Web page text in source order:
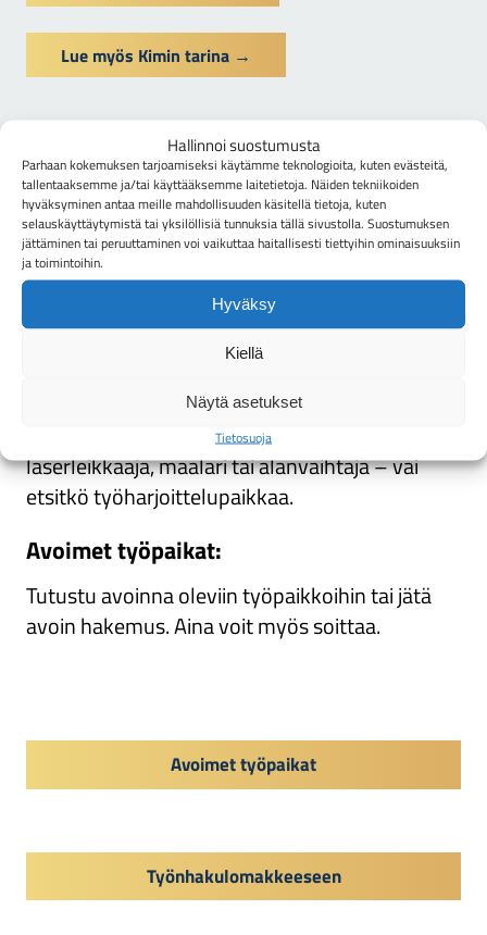
Hallinnoi suostumusta
Parhaan kokemuksen tarjoamiseksi käytämme teknologioita, kuten evästeitä,
tallentaaksemme ja/tai käyttääksemme laitetietoja. Näiden tekniikoiden
hyväksyminen antaa meille mahdollisuuden käsitellä tietoja, kuten
selauskäyttäytymistä tai yksilöllisiä tunnuksia tällä sivustolla. Suostumuksen
jättäminen tai peruuttaminen voi vaikuttaa haitallisesti tiettyihin ominaisuuksiin
ja toimintoihin.
Hyväksy
Kiellä
Näytä asetukset
Tietosuoja
Lue myös Kimin tarina →
Haluatko sinäkin kasvaa osaksi
Tamminiityn porukkaa? Tutustu
avoimiin työpaikkoihimme!
Oletko koneistaja, hitsaaja, särmääjä,
laserleikkaaja, maalari tai alanvaihtaja – vai
etsitkö työharjoittelupaikkaa.
Avoimet työpaikat:
Tutustu avoinna oleviin työpaikkoihin tai jätä
avoin hakemus. Aina voit myös soittaa.
Avoimet työpaikat
Työnhakulomakkeeseen